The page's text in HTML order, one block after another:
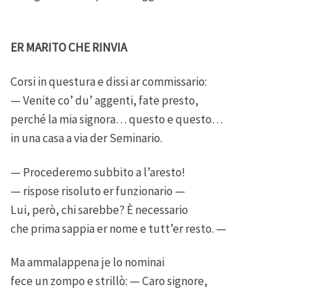
ER MARITO CHE RINVIA
Corsi in questura e dissi ar commissario:
— Venite co’ du’ aggenti, fate presto,
perché la mia signora… questo e questo…
in una casa a via der Seminario.
— Procederemo subbito a l’aresto!
— rispose risoluto er funzionario —
Lui, però, chi sarebbe? È necessario
che prima sappia er nome e tutt’er resto. —
Ma ammalappena je lo nominai
fece un zompo e strillò: — Caro signore,